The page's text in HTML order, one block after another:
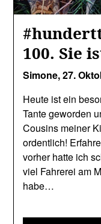
100. Sie
Simone,27.
Heute ist ein
Tante geworden
Cousins meiner
ordentlich!
vorher hatte ich
viel Fahrerei am
habe…